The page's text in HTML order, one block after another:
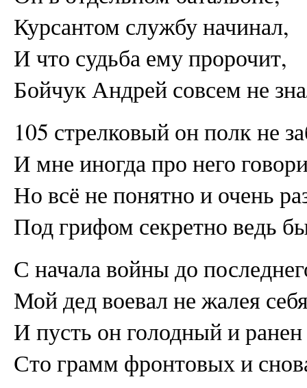
Курсантом службу начинал,
И что судьба ему пророчит,
Бойчук Андрей совсем не
105 стрелковый он полк не
И мне иногда про него
Но всё не понятно и очень
Под грифом секретно ведь
С начала войны до
Мой дед воевал не жалея
И пусть он голодный и
Сто грамм фронтовых и